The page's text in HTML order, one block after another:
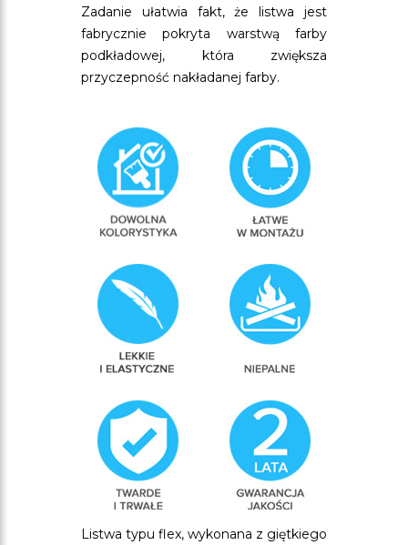
Zadanie ułatwia fakt, że listwa jest
fabrycznie pokryta warstwą farby
podkładowej, która zwiększa
przyczepność nakładanej farby.
Listwa typu flex, wykonana z giętkiego